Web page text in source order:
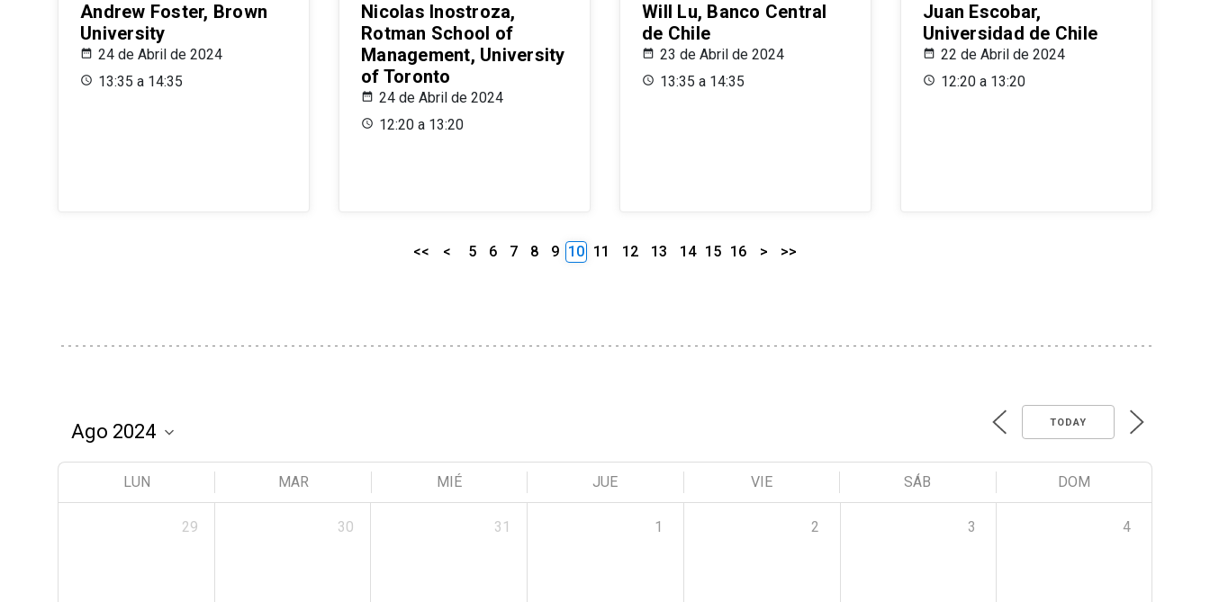
Andrew Foster, Brown
University
24 de Abril de 2024
13:35 a 14:35
Nicolas Inostroza,
Rotman School of
Management, University
of Toronto
24 de Abril de 2024
12:20 a 13:20
Will Lu, Banco Central
de Chile
23 de Abril de 2024
13:35 a 14:35
Juan Escobar,
Universidad de Chile
22 de Abril de 2024
12:20 a 13:20
<< < 5 6 7 8 9 10 11 12 13 14 15 16 > >>
TODAY
LUN MAR MIÉ JUE VIE SÁB DOM
29 30 31 1 2 3 4